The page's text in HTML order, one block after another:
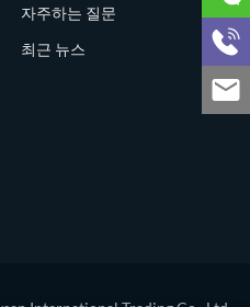
자주하는 질문
최근 뉴스